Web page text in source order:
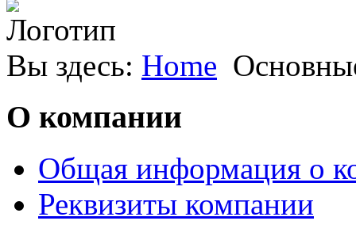
Вы здесь: Home
О компании
Общая информация о
Реквизиты компании